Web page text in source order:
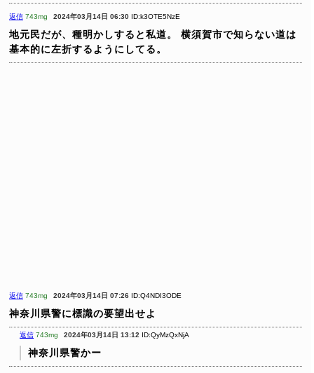
返信 743mg 2024年03月14日 06:30 ID:k3OTE5NzE
地元民だが、種明かしすると私道。
横須賀市で知らない道は
基本的に左折するようにしてる。
返信 743mg 2024年03月14日 07:26 ID:Q4NDI3ODE
神奈川県警に標識の要望出せよ
返信 743mg 2024年03月14日 13:12 ID:QyMzQxNjA
神奈川県警かー